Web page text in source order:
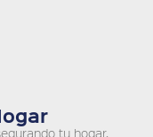
tu hogar.